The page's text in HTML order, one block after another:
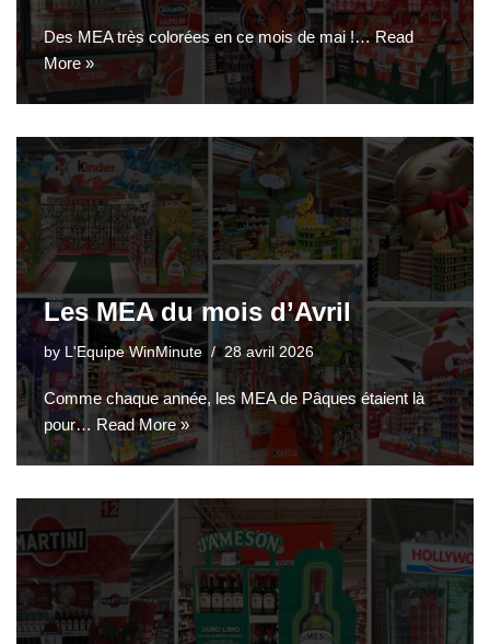
Des MEA très colorées en ce mois de mai !…Read
More »
Les MEA du mois d’Avril
by L'Equipe WinMinute 28 avril 2026
Comme chaque année, les MEA de Pâques étaient là
pour… Read More »